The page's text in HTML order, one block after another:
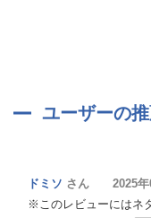
ユーザーの推
ドミソ さん 2025年
※このレビューにはネ